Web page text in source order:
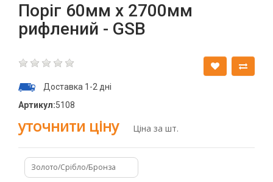
Поріг 60мм х 2700мм
рифлений - GSB
Доставка 1-2 дні
Артикул:5108
уточнити ціну Ціна за шт.
Золото/Срібло/Бронза